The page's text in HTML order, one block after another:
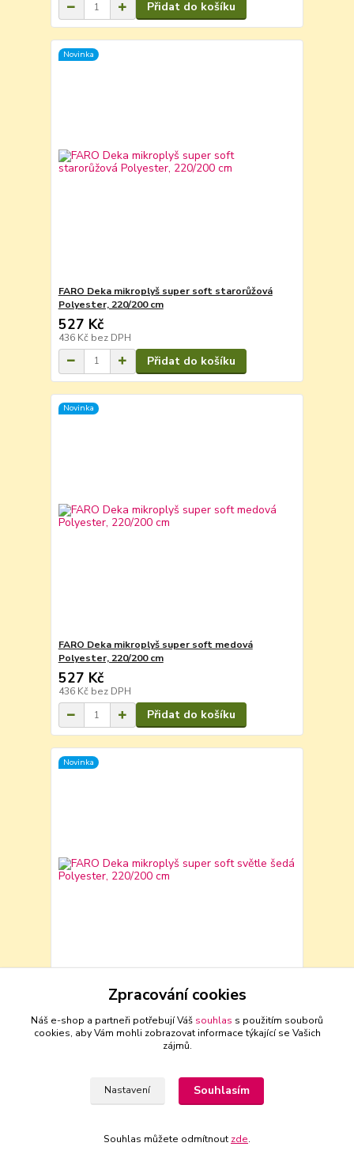
Přidat do košíku
Novinka
FARO Deka mikroplyš super soft starorůžová
Polyester, 220/200 cm
527 Kč
436 Kč bez DPH
Přidat do košíku
Novinka
FARO Deka mikroplyš super soft medová
Polyester, 220/200 cm
527 Kč
436 Kč bez DPH
Přidat do košíku
Novinka
FARO Deka mikroplyš super soft světle šedá
527 Kč
Zpracování cookies
Náš e-shop a partneři potřebují Váš souhlas s použitím souborů
cookies, aby Vám mohli zobrazovat informace týkající se Vašich
zájmů.
Nastavení Souhlasím
Souhlas můžete odmítnout zde.